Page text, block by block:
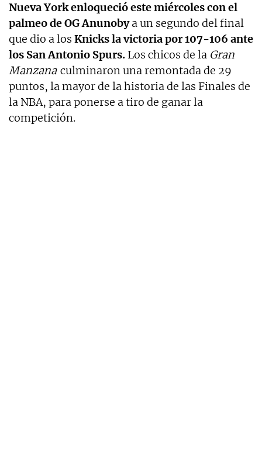
Nueva York enloqueció este miércoles con el
palmeo de OG Anunobya un segundo del final
que dio a los Knicks la victoria por 107-106 ante
los San Antonio Spurs. Los chicos de la Gran
Manzana culminaron una remontada de 29
puntos, la mayor de la historia de las Finales de
la NBA, para ponerse a tiro de ganar la
competición.